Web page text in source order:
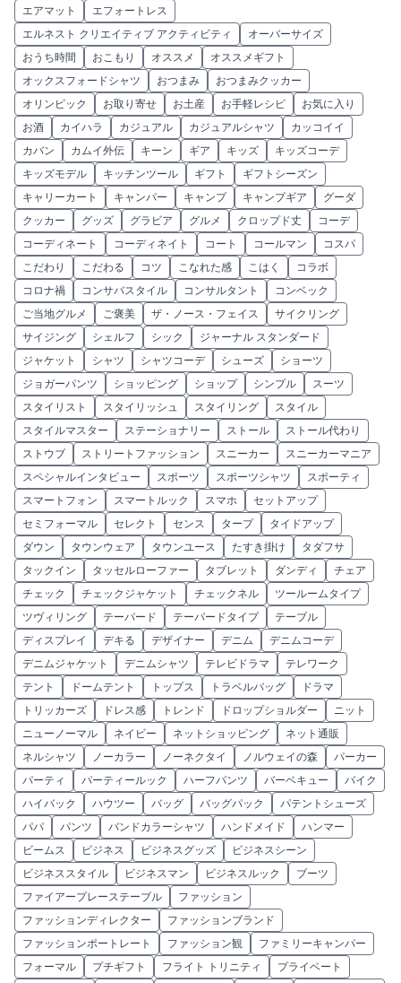
エアマット
エフォートレス
エルネスト クリエイティブ アクティビティ
オーバーサイズ
おうち時間
おこもり オススメ
オススメギフト
オックスフォードシャツ
おつまみ
おつまみクッカー
オリンピック
お取り寄せ お土産 お手軽レシピ
お気に入り
お酒
カイハラ カジュアル カジュアルシャツ
カッコイイ
カバン
カムイ外伝 キーン ギア キッズ
キッズコーデ
キッズモデル
キッチンツール ギフト
ギフトシーズン
キャリーカート
キャンパー キャンプ キャンプギア
グーダ
クッカー
グッズ グラビア グルメ クロップド丈
コーデ
コーディネート
コーディネイト コート コールマン
コスパ
こだわり
こだわる コツ こなれた感 こはく
コラボ
コロナ禍
コンサバスタイル コンサルタント
コンベック
ご当地グルメ
ご褒美 ザ・ノース・フェイス
サイクリング
サイジング
シェルフ シック
ジャーナル スタンダード
ジャケット
シャツ シャツコーデ シューズ
ショーツ
ジョガーパンツ
ショッピング ショップ シンプル
スーツ
スタイリスト
スタイリッシュ スタイリング
スタイル
スタイルマスター
ステーショナリー ストール
ストール代わり
ストウブ
ストリートファッション スニーカー
スニーカーマニア
スペシャルインタビュー
スポーツ スポーツシャツ
スポーティ
スマートフォン
スマートルック スマホ
セットアップ
セミフォーマル
セレクト センス タープ
タイドアップ
ダウン
タウンウェア タウンユース たすき掛け
タダフサ
タックイン
タッセルローファー タブレット ダンディ
チェア
チェック
チェックジャケット チェックネル
ツールームタイプ
ツヴィリング
テーパード テーパードタイプ
テーブル
ディスプレイ
デキる デザイナー デニム
デニムコーデ
デニムジャケット
デニムシャツ テレビドラマ
テレワーク
テント
ドームテント トップス トラベルバッグ
ドラマ
トリッカーズ
ドレス感 トレンド ドロップショルダー
ニット
ニューノーマル
ネイビー ネットショッピング
ネット通販
ネルシャツ
ノーカラー ノーネクタイ ノルウェイの森
パーカー
パーティ
パーティールック ハーフパンツ バーベキュー
バイク
ハイバック
ハウツー バッグ バッグパック
パテントシューズ
パパ
パンツ バンドカラーシャツ ハンドメイド
ハンマー
ビームス
ビジネス ビジネスグッズ
ビジネスシーン
ビジネススタイル
ビジネスマン ビジネスルック
ブーツ
ファイアープレーステーブル
ファッション
ファッションディレクター
ファッションブランド
ファッションポートレート
ファッション観
ファミリーキャンパー
フォーマル
プチギフト フライト トリニティ プライベート